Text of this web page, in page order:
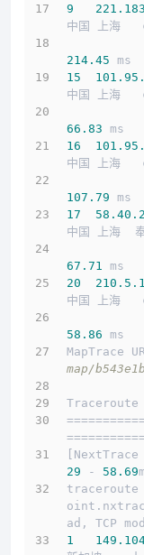
9
221.183
中国 上海
214.45 ms
15
101.95
中国 上海
66.83 ms
16
101.95
中国 上海
107.79 ms
17
58.40
中国 上海
67.71 ms
20
210.5
中国 上海
58.86 ms
MapTrace
map/
Traceroute
29 - 58.69
ad, TCP
1